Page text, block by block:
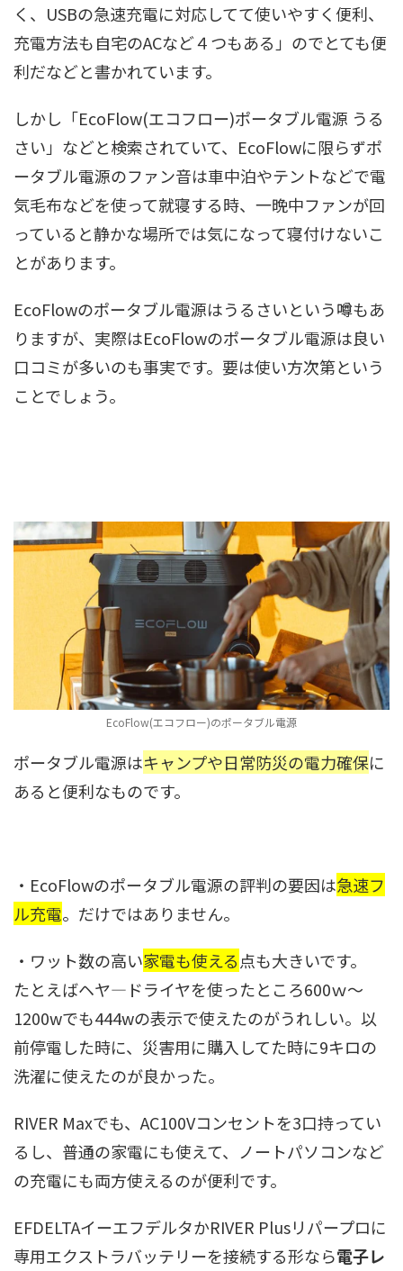
く、USBの急速充電に対応してて使いやすく便利、
充電方法も自宅のACなど４つもある」のでとても便
利だなどと書かれています。
しかし「EcoFlow(エコフロー)ポータブル電源 うる
さい」などと検索されていて、EcoFlowに限らずポ
ータブル電源のファン音は車中泊やテントなどで電
気毛布などを使って就寝する時、一晩中ファンが回
っていると静かな場所では気になって寝付けないこ
とがあります。
EcoFlowのポータブル電源はうるさいという噂もあ
りますが、実際はEcoFlowのポータブル電源は良い
口コミが多いのも事実です。要は使い方次第という
ことでしょう。
EcoFlow(エコフロー)のポータブル電源
ポータブル電源はキャンプや日常防災の電力確保に
あると便利なものです。
・EcoFlowのポータブル電源の評判の要因は急速フ
ル充電。だけではありません。
・ワット数の高い家電も使える点も大きいです。
たとえばヘヤ―ドライヤを使ったところ600ｗ～
1200wでも444wの表示で使えたのがうれしい。以
前停電した時に、災害用に購入してた時に9キロの
洗濯に使えたのが良かった。
RIVER Maxでも、AC100Vコンセントを3口持ってい
るし、普通の家電にも使えて、ノートパソコンなど
の充電にも両方使えるのが便利です。
EFDELTAイーエフデルタかRIVER Plusリパープロに
専用エクストラバッテリーを接続する形なら電子レ